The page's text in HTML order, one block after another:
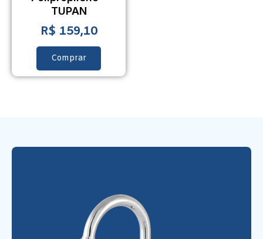
TUPAN
R$ 159,10
Comprar